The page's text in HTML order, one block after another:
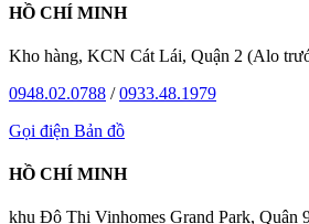
HỒ CHÍ MINH
Kho hàng, KCN Cát Lái, Quận 2 (Alo
0948.02.0788 /0933.48.1979
Gọi điện Bản đồ
HỒ CHÍ MINH
khu Đô Thị Vinhomes Grand Park, Quận